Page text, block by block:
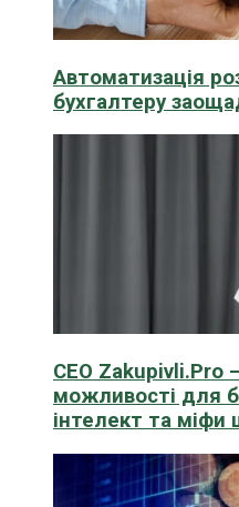
Автоматизація
бухгалтеру
CEO Zakupivli.Pro
можливості для
інтелект та міфи